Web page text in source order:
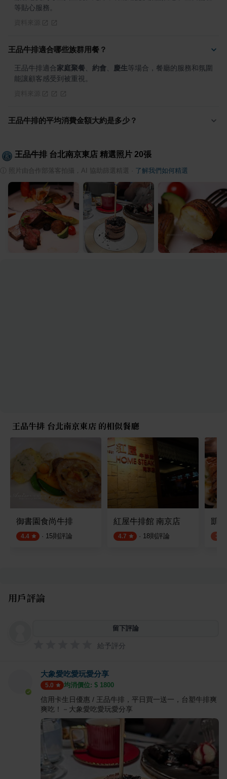
等貼心服務。
王品牛排適合哪些族群用餐？
王品牛排適合家庭聚餐 約會 慶生等場合，餐廳的服務和氛圍
能讓顧客感受到被重視。
王品牛排的平均消費金額大約是多少？
王品牛排 台北南京東店 精選照片 20張
照片由合作部落客拍攝，AI 協助篩選精選 了解我們如何精選
王品牛排 台北南京東店 的相似餐廳
御書園食尚牛排
4.4 · 15則評論
紅屋牛排館 南京店
4.7 · 18則評論
凱
3.8
用戶評論
留下評論
給予評分
大象愛吃愛玩愛分享
5.0 均消價位: $ 1800
信用卡生日優惠 / 王品牛排，平日買一送一，台塑牛排爽
爽吃！－大象愛吃愛玩愛分享